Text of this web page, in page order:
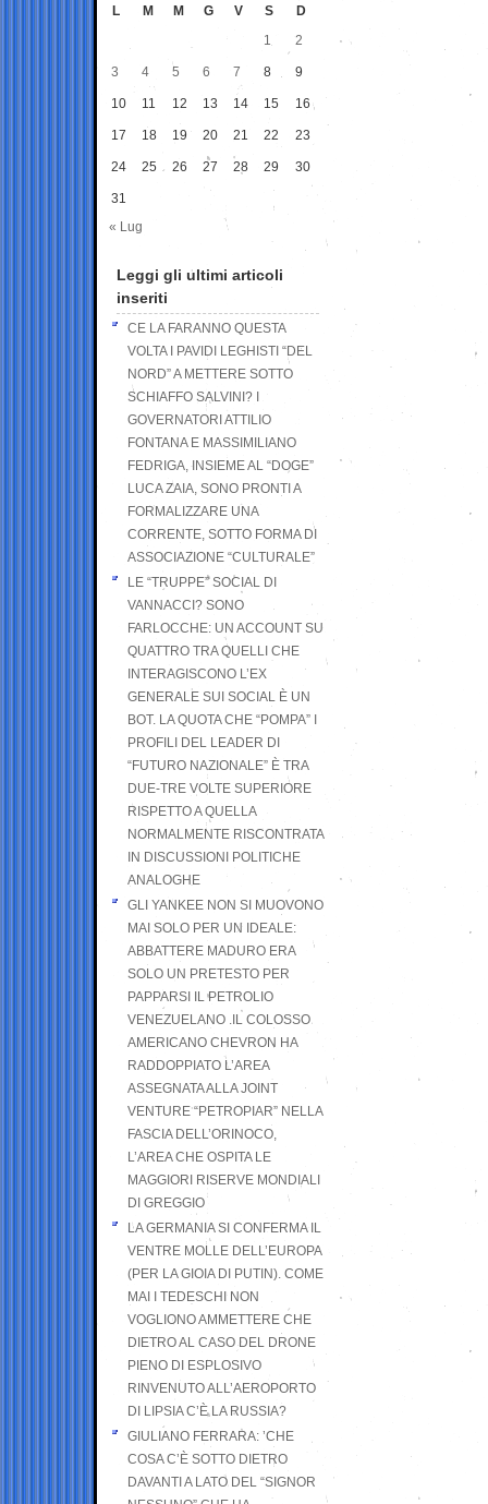
L M M G V S
D
1
2
3 4 5 6 7 8 9
10 11 12 13 14 15 16
17 18 19 20 21 22 23
24 25 26 27 28 29 30
31
« Lug
Leggi gli ultimi articoli
inseriti
CE LA FARANNO QUESTA
VOLTA I PAVIDI LEGHISTI “DEL
NORD” A METTERE SOTTO
SCHIAFFO SALVINI? I
GOVERNATORI ATTILIO
FONTANA E MASSIMILIANO
FEDRIGA, INSIEME AL “DOGE”
LUCA ZAIA, SONO PRONTI A
FORMALIZZARE UNA
CORRENTE, SOTTO FORMA DI
ASSOCIAZIONE “CULTURALE”
LE “TRUPPE” SOCIAL DI
VANNACCI? SONO
FARLOCCHE: UN ACCOUNT SU
QUATTRO TRA QUELLI CHE
INTERAGISCONO L’EX
GENERALE SUI SOCIAL È UN
BOT. LA QUOTA CHE “POMPA” I
PROFILI DEL LEADER DI
“FUTURO NAZIONALE” È TRA
DUE-TRE VOLTE SUPERIORE
RISPETTO A QUELLA
NORMALMENTE RISCONTRATA
IN DISCUSSIONI POLITICHE
ANALOGHE
GLI YANKEE NON SI MUOVONO
MAI SOLO PER UN IDEALE:
ABBATTERE MADURO ERA
SOLO UN PRETESTO PER
PAPPARSI IL PETROLIO
VENEZUELANO .IL COLOSSO
AMERICANO CHEVRON HA
RADDOPPIATO L’AREA
ASSEGNATA ALLA JOINT
VENTURE “PETROPIAR” NELLA
FASCIA DELL’ORINOCO,
L’AREA CHE OSPITA LE
MAGGIORI RISERVE MONDIALI
DI GREGGIO
LA GERMANIA SI CONFERMA IL
VENTRE MOLLE DELL’EUROPA
(PER LA GIOIA DI PUTIN). COME
MAI I TEDESCHI NON
VOGLIONO AMMETTERE CHE
DIETRO AL CASO DEL DRONE
PIENO DI ESPLOSIVO
RINVENUTO ALL’AEROPORTO
DI LIPSIA C’È LA RUSSIA?
GIULIANO FERRARA: ’CHE
COSA C’È SOTTO DIETRO
DAVANTI A LATO DEL “SIGNOR